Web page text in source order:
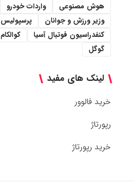
هوش مصنوعی
واردات خودرو
وزیر ورزش و جوانان
پرسپولیس
کنفدراسیون فوتبال آسیا
کوالکام
گوگل
لینک های مفید
خرید فالوور
رپورتاژ
خرید رپورتاژ